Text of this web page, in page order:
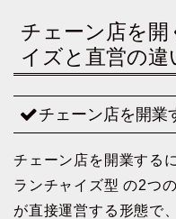
チェーン店を
イズと直営の違
チェーン店を開業
チェーン店を開業する
ランチャイズ型 の2つ
が直接運営する形態で